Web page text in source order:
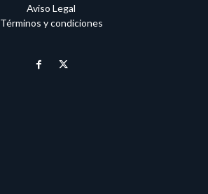
Aviso Legal
Términos y condiciones